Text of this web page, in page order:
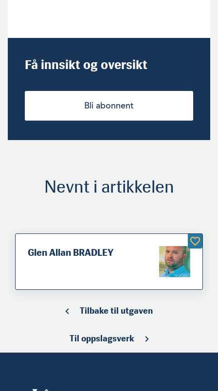
Få innsikt og oversikt
Bli abonnent
Nevnt i artikkelen
Glen Allan BRADLEY
Tilbake til utgaven
Til oppslagsverk